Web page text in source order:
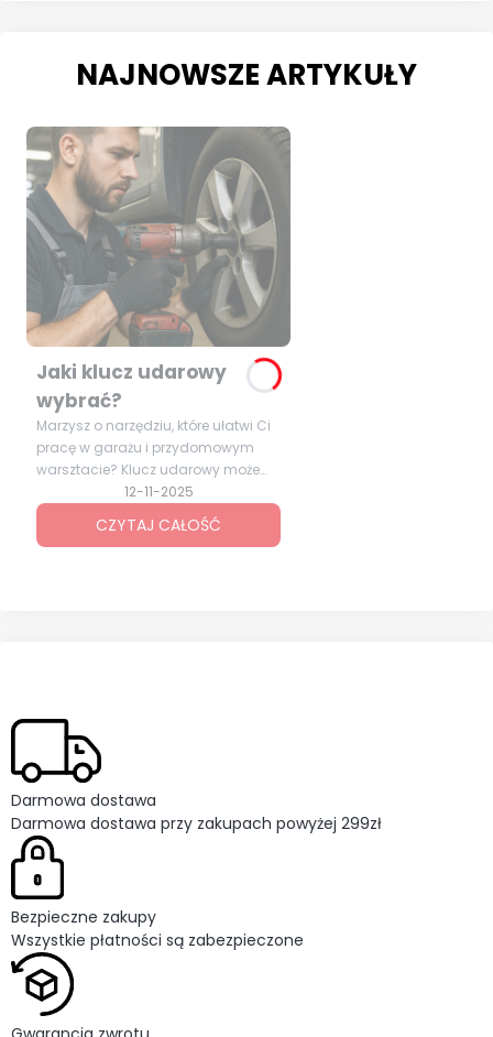
NAJNOWSZE ARTYKUŁY
12-11-2025
Jaki klucz udarowy
wybrać?
Marzysz o narzędziu, które ułatwi Ci
pracę w garażu i przydomowym
warsztacie? Klucz udarowy może
okazać się niezastąpiony podczas
odkręcania i dokręcania śrub.
Wybór odpowiedniego modelu nie
CZYTAJ CAŁOŚĆ
Darmowa dostawa
Darmowa dostawa przy zakupach powyżej 299zł
Bezpieczne zakupy
Wszystkie płatności są zabezpieczone